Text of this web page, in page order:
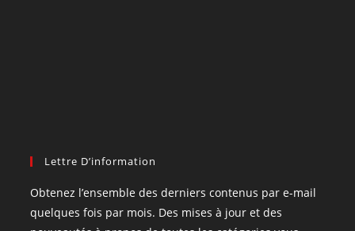
Lettre D’information
Obtenez l’ensemble des derniers contenus par e-mail
quelques fois par mois. Des mises à jour et des